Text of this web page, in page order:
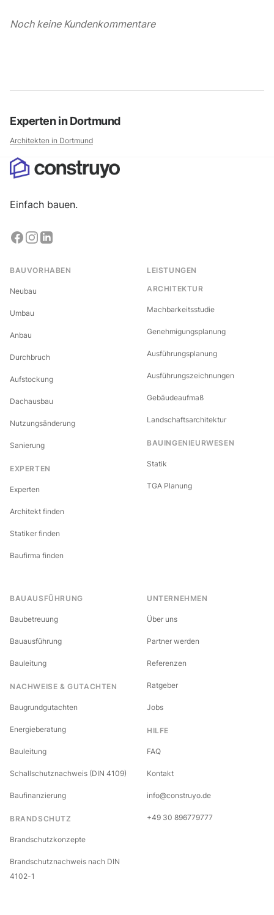
Noch keine Kundenkommentare
Experten inDortmund
Architekten in Dortmund
Einfach bauen.
BAUVORHABEN
Neubau
Umbau
Anbau
Durchbruch
Aufstockung
Dachausbau
Nutzungsänderung
Sanierung
EXPERTEN
Experten
Architekt finden
Statiker finden
Baufirma finden
LEISTUNGEN
ARCHITEKTUR
Machbarkeitsstudie
Genehmigungsplanung
Ausführungsplanung
Ausführungszeichnungen
Gebäudeaufmaß
Landschaftsarchitektur
BAUINGENIEURWESEN
Statik
TGA Planung
BAUAUSFÜHRUNG
Baubetreuung
Bauausführung
Bauleitung
NACHWEISE & GUTACHTEN
Baugrundgutachten
Energieberatung
Bauleitung
Schallschutznachweis (DIN 4109)
Baufinanzierung
BRANDSCHUTZ
Brandschutzkonzepte
Brandschutznachweis nach DIN
4102-1
UNTERNEHMEN
Über uns
Partner werden
Referenzen
Ratgeber
Jobs
HILFE
FAQ
Kontakt
info@construyo.de
+49 30 896779777